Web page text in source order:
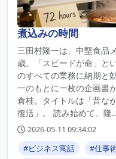
煮込みの時間
三田村隆一は、中堅食品
歳。「スピードが命」と
のすべての業務に納期と
一のもとに一枚の企画書
倉桂。タイトルは「昔な
復活」。 読み始めて、隆
2026-05-11 09:34:02
#ビジネス寓話
#仕事